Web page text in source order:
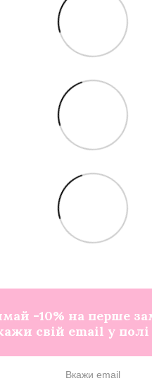
-10% на перше
свій email у